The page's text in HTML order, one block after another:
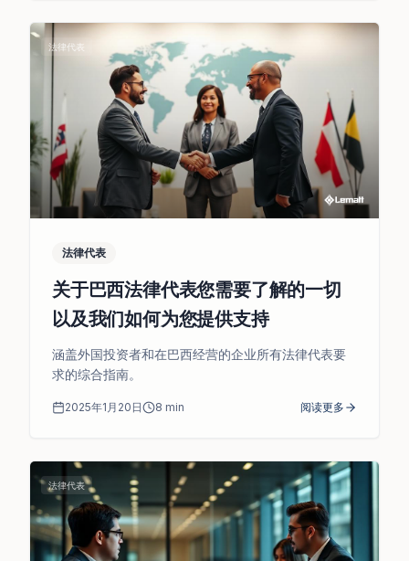
法律代表
法律代表
关于巴西法律代表您需要了解的一切
以及我们如何为您提供支持
涵盖外国投资者和在巴西经营的企业所有法律代表要
求的综合指南。
2025年1月20日 8 min 阅读更多
法律代表